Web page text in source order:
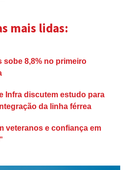
mais lidas:
sobe 8,8% no primeiro
Infra discutem estudo para
da linha férrea
veteranos e confiança em